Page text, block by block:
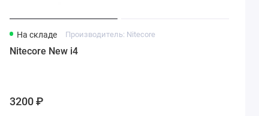
На складе Производитель: Nitecore
Nitecore New i4
3200 ₽